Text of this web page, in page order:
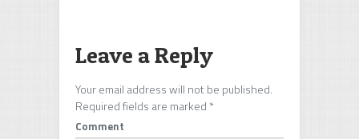
Leave a Reply
Your email address will not be published.
Required fields are marked *
Comment